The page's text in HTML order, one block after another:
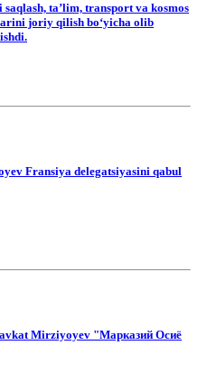
ta’lim, transport va kosmos
joriy qilish bo‘yicha olib
Fransiya delegatsiyasini qabul
Mirziyoyev "Марказий Осиё